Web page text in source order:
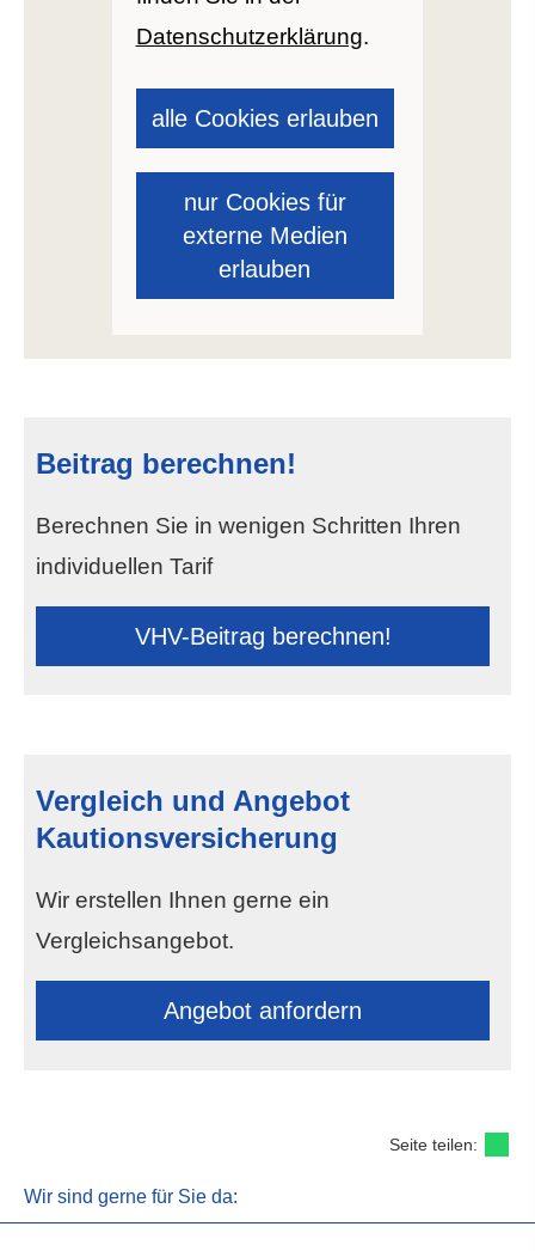
Datenschutzerklärung.
alle Cookies erlauben
nur Cookies für
externe Medien
erlauben
Beitrag berechnen!
Berechnen Sie in wenigen Schritten Ihren
individuellen Tarif
VHV-Beitrag berechnen!
Vergleich und Angebot
Kautionsversicherung
Wir erstellen Ihnen gerne ein
Vergleichsangebot.
An­ge­bot an­for­dern
Seite teilen:
Wir sind gerne für Sie da: